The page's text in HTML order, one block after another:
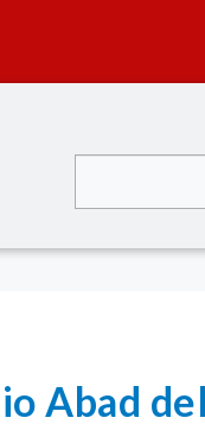
Abad